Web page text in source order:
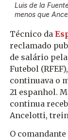
Luis de la
menos que
Técnico da
reclamado
de salário
Futebol
continuava o
21 espanhol.
continua
Ancelotti,
O